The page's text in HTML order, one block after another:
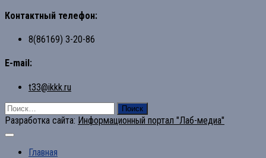
Контактный телефон:
8(86169) 3-20-86
E-mail:
t33@ikkk.ru
Найти:
Разработка сайта: Информационный портал "Лаб-медиа"
Главная